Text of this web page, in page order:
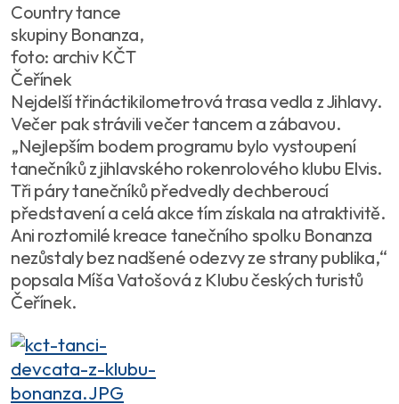
Country tance
skupiny Bonanza,
foto: archiv KČT
Čeřínek
Nejdelší třináctikilometrová trasa vedla z Jihlavy.
Večer pak strávili večer tancem a zábavou.
„Nejlepším bodem programu bylo vystoupení
tanečníků z jihlavského rokenrolového klubu Elvis.
Tři páry tanečníků předvedly dechberoucí
představení a celá akce tím získala na atraktivitě.
Ani roztomilé kreace tanečního spolku Bonanza
nezůstaly bez nadšené odezvy ze strany publika,“
popsala Míša Vatošová z Klubu českých turistů
Čeřínek.